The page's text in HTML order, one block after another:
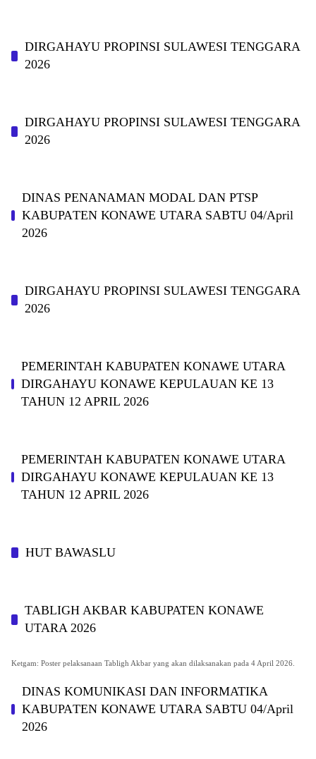
DIRGAHAYU PROPINSI SULAWESI TENGGARA
2026
DIRGAHAYU PROPINSI SULAWESI TENGGARA
2026
DINAS PΕΝΑΝΑΜAN MODAL DAN PTSP
KABUPAΤΕΝ ΚΟNAWE UTARA SABTU 04/April
2026
DIRGAHAYU PROPINSI SULAWESI TENGGARA
2026
PEMERINTAH KABUPATEN KONAWE UTARA
DIRGAHAYU KONAWE KEPULAUAN KE 13
TAHUN 12 APRIL 2026
PEMERINTAH KABUPATEN KONAWE UTARA
DIRGAHAYU KONAWE KEPULAUAN KE 13
TAHUN 12 APRIL 2026
HUT BAWASLU
TABLIGH AKBAR KABUPATEN KONAWE
UTARA 2026
Ketgam: Poster pelaksanaan Tabligh Akbar yang akan dilaksanakan pada 4 April 2026.
DINAS KOMUNIKASI DAN INFORMATIKA
KABUPAΤΕΝ ΚΟNAWE UTARA SABTU 04/April
2026